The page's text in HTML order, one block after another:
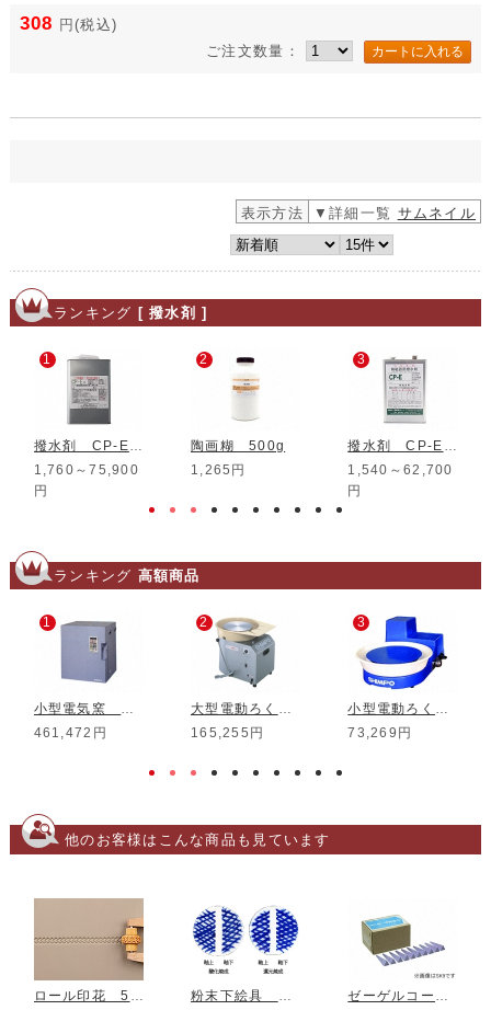
308 円 (税込)
ご注文数量：
表示方法 ▼詳細一覧 サムネイル
ランキング [ 撥水剤 ]
1
撥水剤 CP-E2(油性強力タイプ)
1,760～75,900
円
2
陶画糊 500g
1,265円
3
撥水剤 CP-E(油性タイプ)
1,540～62,700
円
ランキング 高額商品
1
小型電気窯 DMT-01
461,472円
2
大型電動ろくろ RK-3D
165,255円
3
小型電動ろくろ RK-5T
73,269円
他のお客様はこんな商品も見ています
ロール印花 5mm MRS-20 粉末下絵具 釉上釉下用 青 ゼーゲルコーン 34 1750℃ 50本組